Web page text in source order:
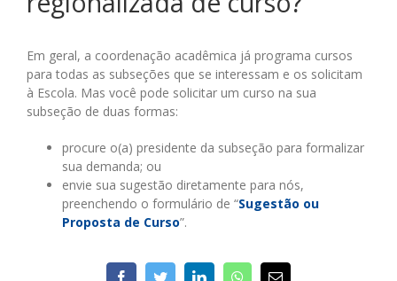
Em geral, a coordenação acadêmica já programa cursos
para todas as subseções que se interessam e os solicitam
à Escola. Mas você pode solicitar um curso na sua
subseção de duas formas:
procure o(a) presidente da subseção para formalizar
sua demanda; ou
envie sua sugestão diretamente para nós,
preenchendo o formulário de “Sugestão ou
Proposta de Curso”.
facebooktwitter linkedin whatsapp
E-